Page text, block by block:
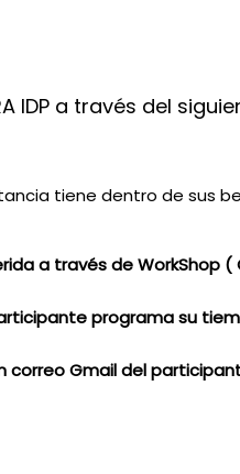
IDP a través del
tiene dentro de sus
a través de WorkShop (
programa su
correo Gmail del